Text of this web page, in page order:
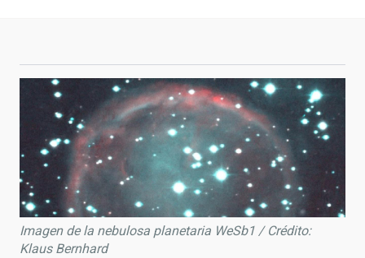
Imagen de la nebulosa planetaria WeSb1 / Crédito:
Klaus Bernhard